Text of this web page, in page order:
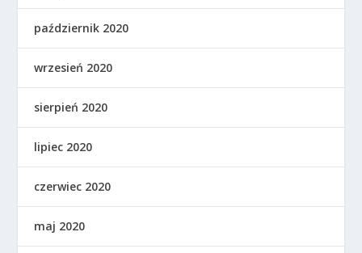
październik 2020
wrzesień 2020
sierpień 2020
lipiec 2020
czerwiec 2020
maj 2020